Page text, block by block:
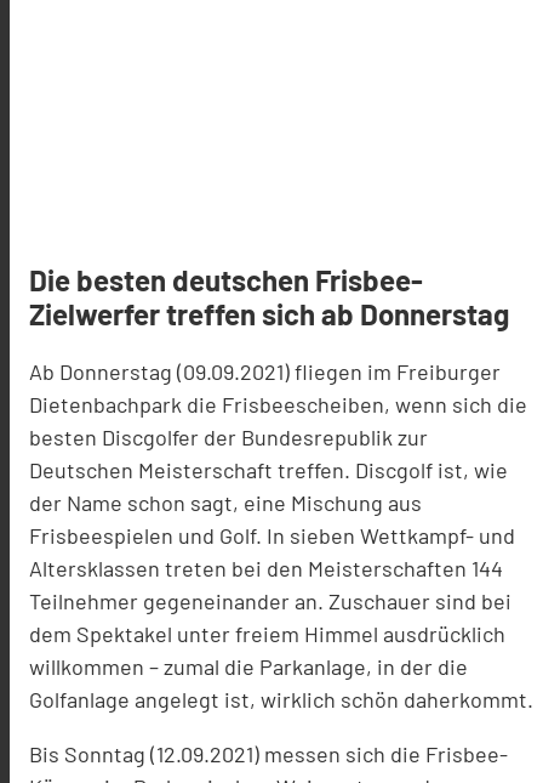
Die besten deutschen Frisbee-
Zielwerfer treffen sich ab Donnerstag
Ab Donnerstag (09.09.2021) fliegen im Freiburger
Dietenbachpark die Frisbeescheiben, wenn sich die
besten Discgolfer der Bundesrepublik zur
Deutschen Meisterschaft treffen. Discgolf ist, wie
der Name schon sagt, eine Mischung aus
Frisbeespielen und Golf. In sieben Wettkampf- und
Altersklassen treten bei den Meisterschaften 144
Teilnehmer gegeneinander an. Zuschauer sind bei
dem Spektakel unter freiem Himmel ausdrücklich
willkommen – zumal die Parkanlage, in der die
Golfanlage angelegt ist, wirklich schön daherkommt.
Bis Sonntag (12.09.2021) messen sich die Frisbee-